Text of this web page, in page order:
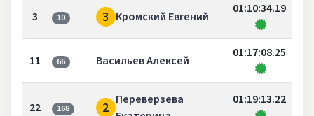
3 10 3 Кромский Евгений
01:10:34.19
11 66 Васильев Алексей
01:17:08.25
22 168 2 Переверзева
01:19:13.22